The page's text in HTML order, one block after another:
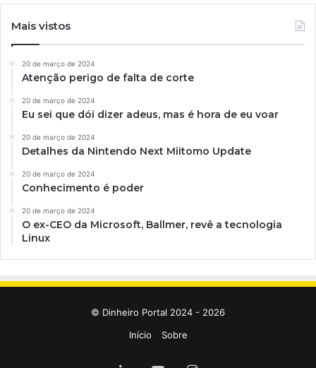
Mais vistos
20 de março de 2024
Atenção perigo de falta de corte
20 de março de 2024
Eu sei que dói dizer adeus, mas é hora de eu voar
20 de março de 2024
Detalhes da Nintendo Next Miitomo Update
20 de março de 2024
Conhecimento é poder
20 de março de 2024
O ex-CEO da Microsoft, Ballmer, revê a tecnologia
Linux
© Dinheiro Portal 2024 - 2026
Início
Sobre